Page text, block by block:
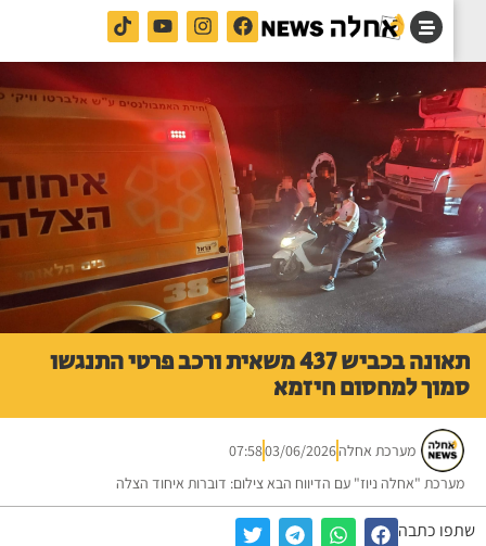
תאונה בכביש 437 משאית ורכב פרטי התנגשו
למחסום חיזמא
מערכת אחלה 03/06/2026
07:58
"אחלה ניוז" עם הדיווח הבא צילום: דוברות איחוד הצלה
כתבה